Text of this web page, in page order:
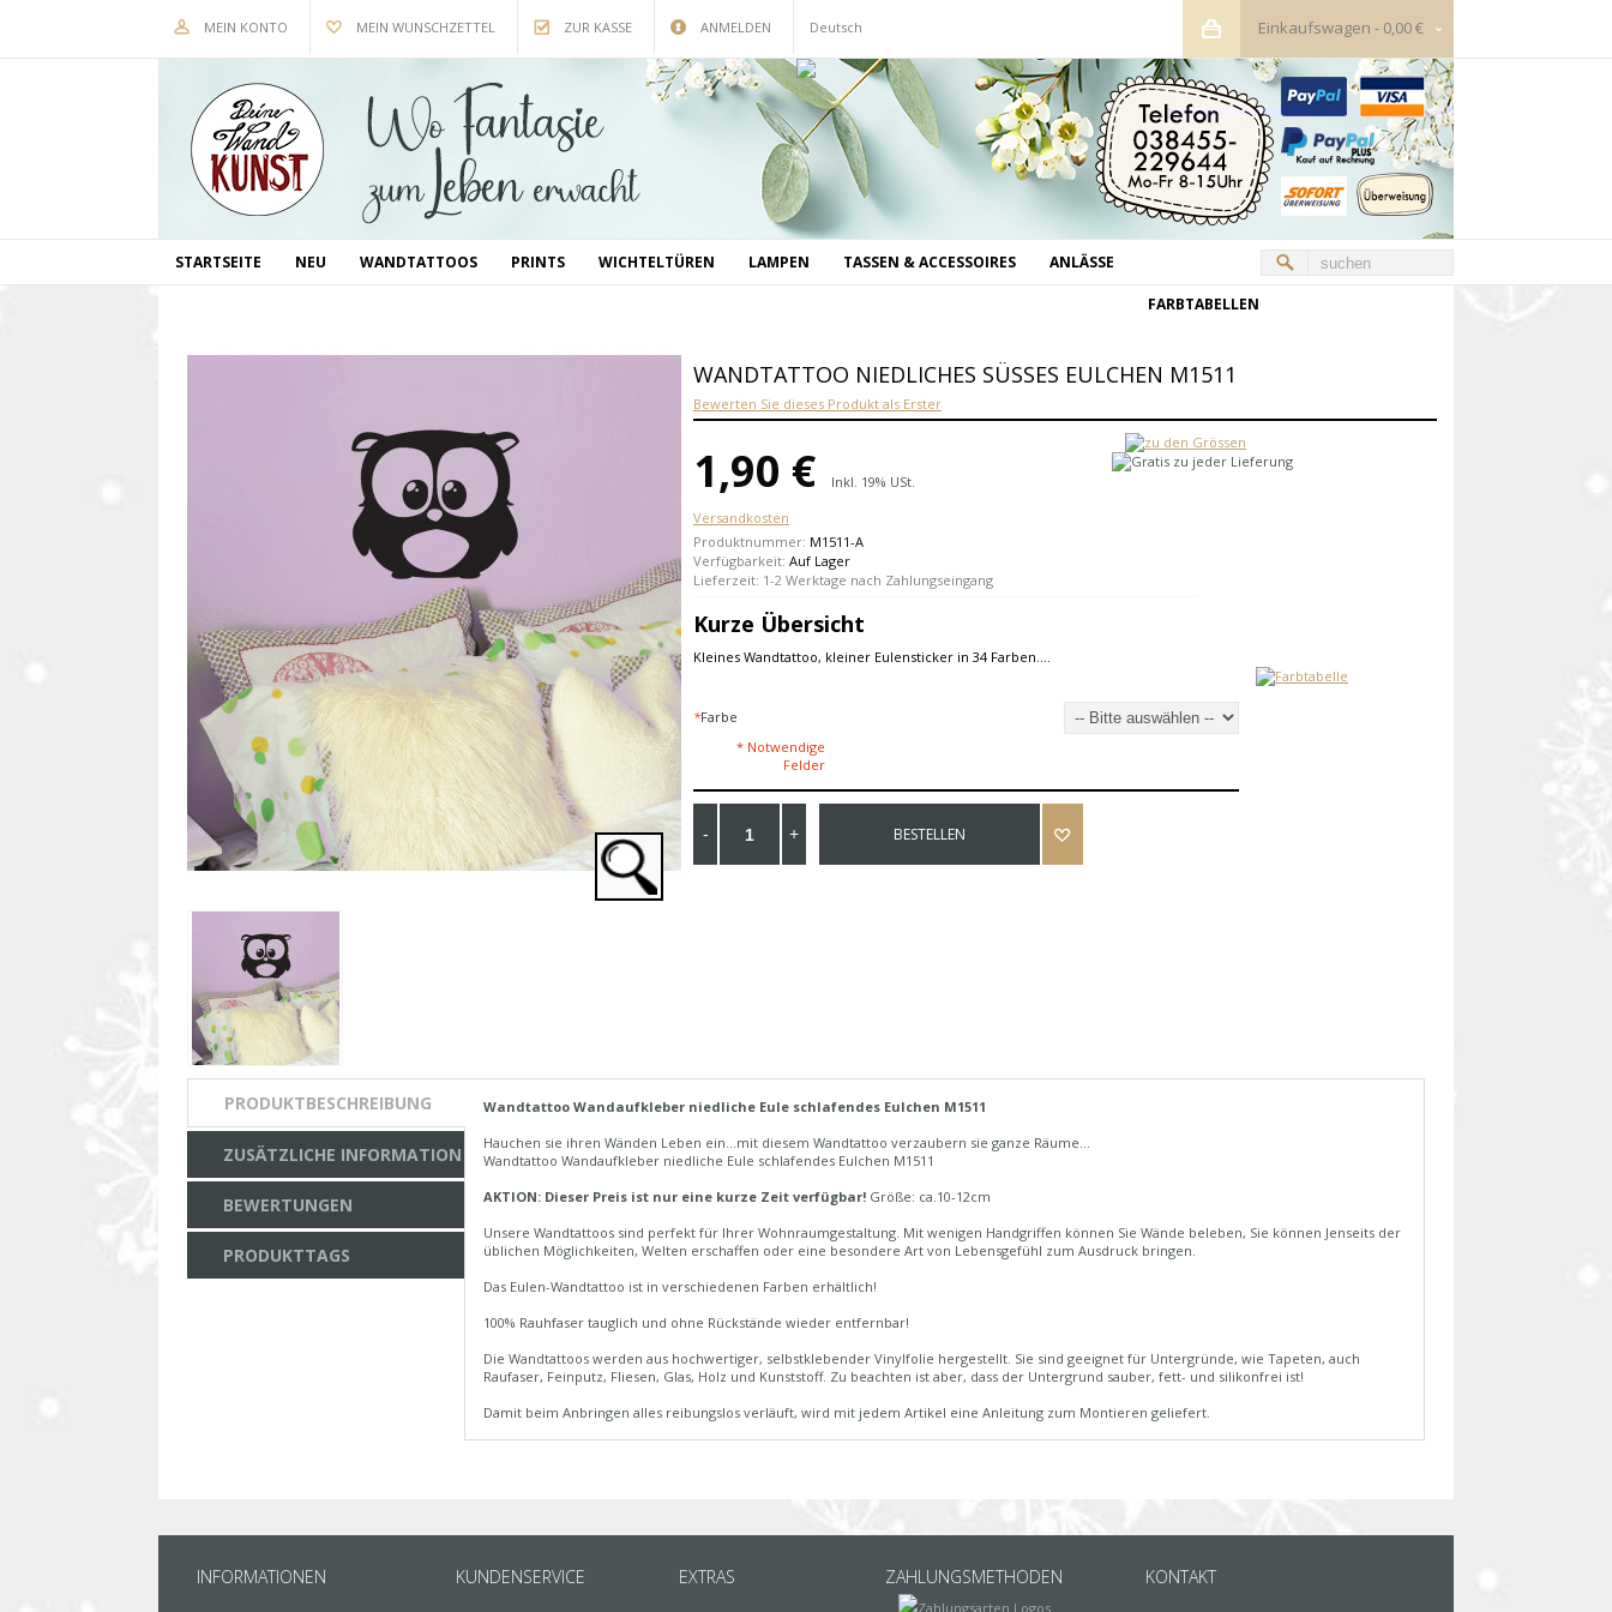
MEIN KONTO MEIN WUNSCHZETTEL ZUR KASSE ANMELDEN Deutsch Einkaufswagen - 0,00 €
STARTSEITE NEU WANDTATTOOS PRINTS WICHTELTÜREN LAMPEN TASSEN & ACCESSOIRES ANLÄSSE
FARBTABELLEN
WANDTATTOO NIEDLICHES SÜSSES EULCHEN M1511
Bewerten Sie dieses Produkt als Erster
1,90 €
Inkl. 19% USt.
Versandkosten
Produktnummer: M1511-A
Verfügbarkeit: Auf Lager
Lieferzeit: 1-2 Werktage nach Zahlungseingang
Kurze Übersicht
Kleines Wandtattoo, kleiner Eulensticker in 34 Farben....
*Farbe
* Notwendige
Felder
BESTELLEN
PRODUKTBESCHREIBUNG
ZUSÄTZLICHE INFORMATION
BEWERTUNGEN
PRODUKTTAGS
Wandtattoo Wandaufkleber niedliche Eule schlafendes Eulchen M1511
Hauchen sie ihren Wänden Leben ein...mit diesem Wandtattoo verzaubern sie ganze Räume...
Wandtattoo Wandaufkleber niedliche Eule schlafendes Eulchen M1511
AKTION: Dieser Preis ist nur eine kurze Zeit verfügbar! Größe: ca.10-12cm
Unsere Wandtattoos sind perfekt für Ihrer Wohnraumgestaltung. Mit wenigen Handgriffen können Sie Wände beleben, Sie können Jenseits der
üblichen Möglichkeiten, Welten erschaffen oder eine besondere Art von Lebensgefühl zum Ausdruck bringen.
Das Eulen-Wandtattoo ist in verschiedenen Farben erhältlich!
100% Rauhfaser tauglich und ohne Rückstände wieder entfernbar!
Die Wandtattoos werden aus hochwertiger, selbstklebender Vinylfolie hergestellt. Sie sind geeignet für Untergründe, wie Tapeten, auch
Raufaser, Feinputz, Fliesen, Glas, Holz und Kunststoff. Zu beachten ist aber, dass der Untergrund sauber, fett- und silikonfrei ist!
Damit beim Anbringen alles reibungslos verläuft, wird mit jedem Artikel eine Anleitung zum Montieren geliefert.
INFORMATIONEN KUNDENSERVICE EXTRAS ZAHLUNGSMETHODEN KONTAKT